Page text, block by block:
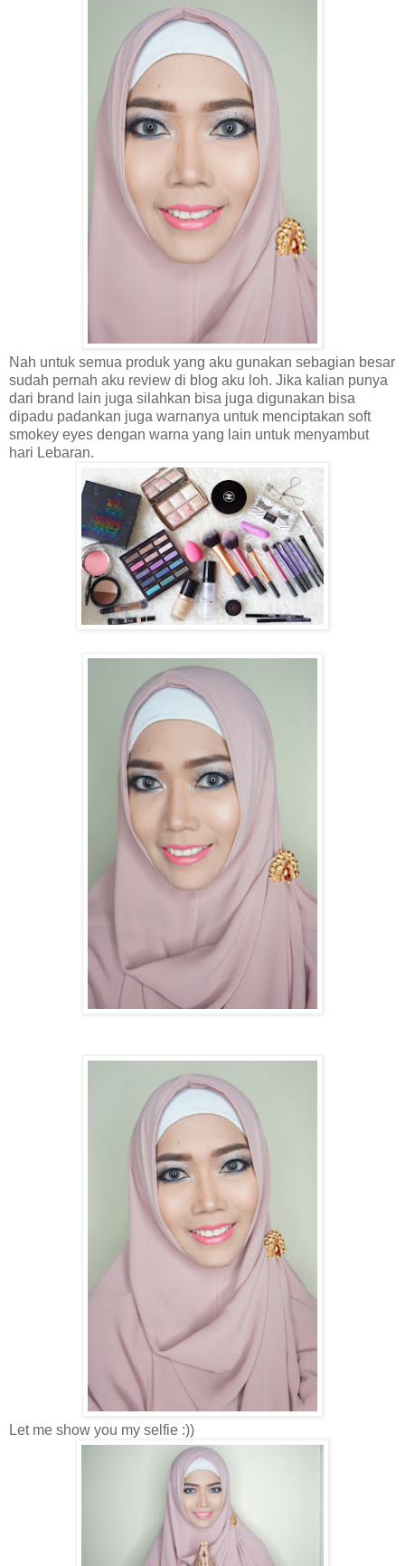
Nah untuk semua produk yang aku gunakan sebagian besar
sudah pernah aku review di blog aku loh. Jika kalian punya
dari brand lain juga silahkan bisa juga digunakan bisa
dipadu padankan juga warnanya untuk menciptakan soft
smokey eyes dengan warna yang lain untuk menyambut
hari Lebaran.
Let me show you my selfie :))